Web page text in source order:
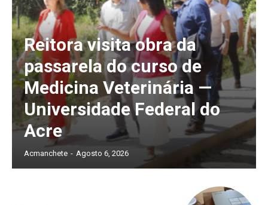
Reitora visita obra da
passarela do curso de
Medicina Veterinária —
Universidade Federal do
Acre
Acmanchete - Agosto 6, 2026